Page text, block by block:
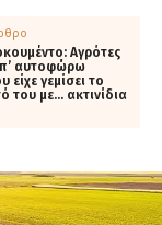
Αγρότες
αυτοφώρω
είχε γεμίσει το
του με… ακτινίδια